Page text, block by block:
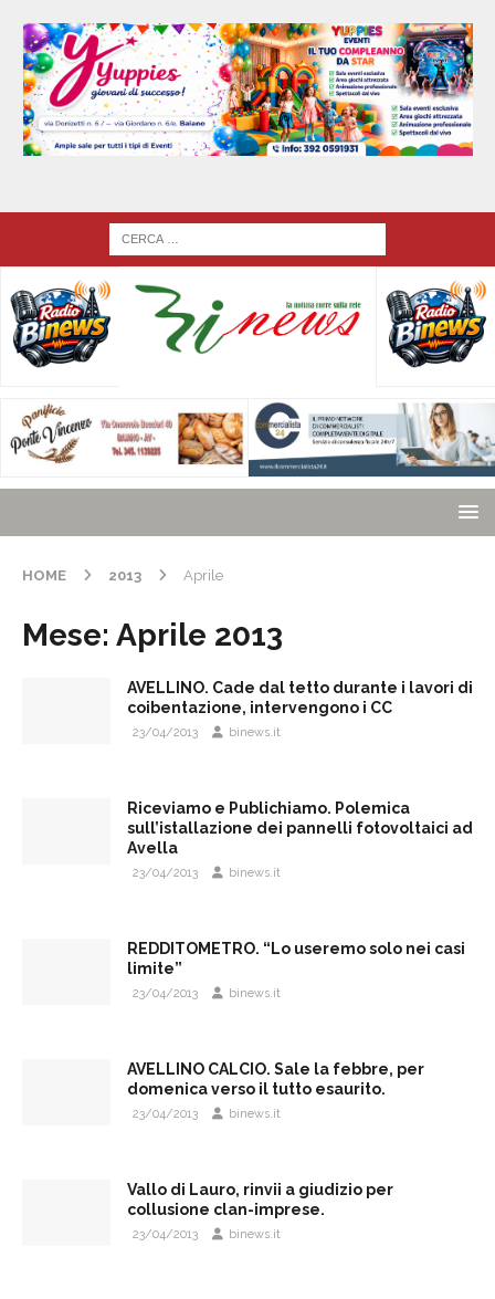
HOME 2013 Aprile
Mese: Aprile 2013
AVELLINO. Cade dal tetto durante i lavori di
coibentazione, intervengono i CC
23/04/2013 binews.it
Riceviamo e Publichiamo. Polemica
sull’istallazione dei pannelli fotovoltaici ad
Avella
23/04/2013 binews.it
REDDITOMETRO. “Lo useremo solo nei casi
limite”
23/04/2013 binews.it
AVELLINO CALCIO. Sale la febbre, per
domenica verso il tutto esaurito.
23/04/2013 binews.it
Vallo di Lauro, rinvii a giudizio per
collusione clan-imprese.
23/04/2013 binews.it